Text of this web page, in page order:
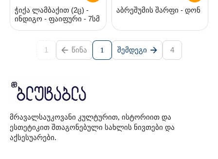
მრავალსაუკოვანი კულტურით, ისტორიით და
ესთეტიკით შთაგონებული სახლის ნივთები და
აქსესუარები.
ჭიქა ლამბაქით (2ც) -
ინდიგო - ფაიფური - 7სმ
აბრეშუმის შარფი - დონ
1 ᲬᲘᲜᲐ 1 ᲨᲔᲛᲓᲔᲒᲘ 4